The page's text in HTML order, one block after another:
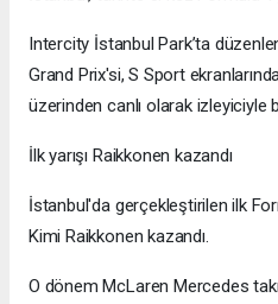
Intercity İstanbul Park’ta
Grand Prix'si, S Sport
üzerinden canlı olarak izleyiciyle
İlk yarışı Raikkonen kazandı
İstanbul'da gerçekleştirilen ilk
Kimi Raikkonen kazandı.
O dönem McLaren Mercedes